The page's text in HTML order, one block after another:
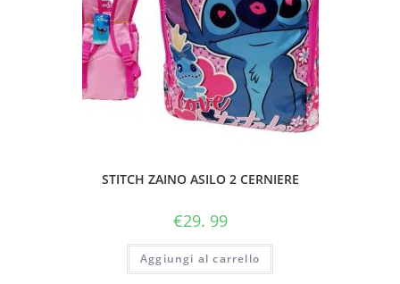
STITCH ZAINO ASILO 2 CERNIERE
€29. 99
Aggiungi al carrello